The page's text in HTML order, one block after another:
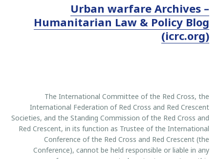
Urban warfare Archives –
Humanitarian Law & Policy Blog
(icrc.org)
The International Committee of the Red Cross, the
International Federation of Red Cross and Red Crescent
Societies, and the Standing Commission of the Red Cross and
Red Crescent, in its function as Trustee of the International
Conference of the Red Cross and Red Crescent (the
Conference), cannot be held responsible or liable in any